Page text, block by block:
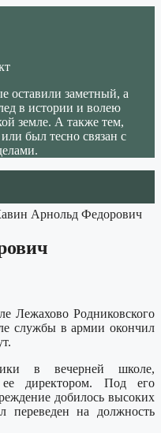
оставили заметный, а
в истории и волею
земле. А также тем,
был тесно связан с
Арнольд Федорович
Лежахово Родниковского
службы в армии окончил
в вечерней школе,
директором. Под его
добилось высоких
переведен на должность